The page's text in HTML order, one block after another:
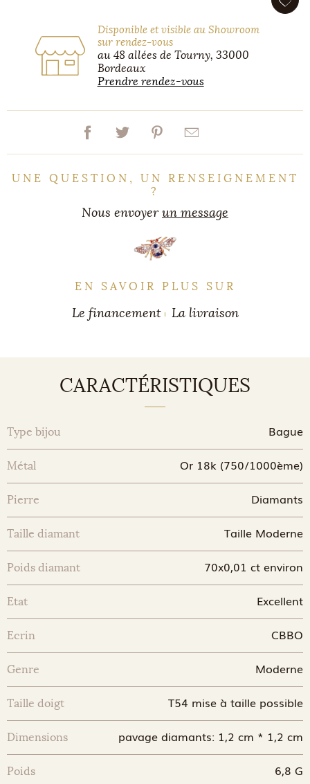
Disponible et visible au Showroom
sur rendez-vous
au 48 allées de Tourny, 33000
Bordeaux
Prendre rendez-vous
UNE QUESTION, UN RENSEIGNEMENT
?
Nous envoyerun message
EN SAVOIR PLUS SUR
Le financement La livraison
CARACTÉRISTIQUES
Type bijou Bague
Métal Or 18k (750/1000ème)
Pierre Diamants
Taille diamant Taille Moderne
Poids diamant 70x0,01 ct environ
Etat Excellent
Ecrin CBBO
Genre Moderne
Taille doigt T54 mise à taille possible
Dimensions pavage diamants: 1,2 cm * 1,2 cm
Poids 6,8 G